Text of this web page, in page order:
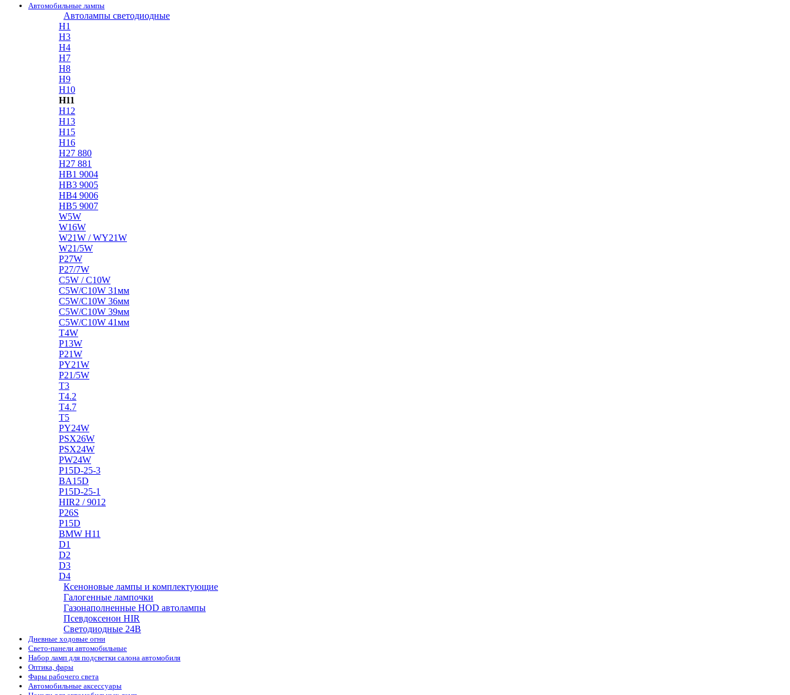
Автомобильные лампы
Автолампы светодиодные
H1
H3
H4
H7
H8
H9
H10
H11
H12
H13
H15
H16
H27 880
H27 881
HB1 9004
HB3 9005
HB4 9006
HB5 9007
W5W
W16W
W21W / WY21W
W21/5W
P27W
P27/7W
C5W / C10W
C5W/C10W 31мм
C5W/C10W 36мм
C5W/C10W 39мм
C5W/C10W 41мм
T4W
P13W
P21W
PY21W
P21/5W
T3
T4.2
T4.7
T5
PY24W
PSX26W
PSX24W
PW24W
P15D-25-3
BA15D
P15D-25-1
HIR2 / 9012
P26S
P15D
BMW H11
D1
D2
D3
D4
Ксеноновые лампы и комплектующие
Галогенные лампочки
Газонаполненные HOD автолампы
Псевдоксенон HIR
Cветодиодные 24B
Дневные ходовые огни
Свето-панели автомобильные
Набор ламп для подсветки салона автомобиля
Оптика, фары
Фары рабочего света
Автомобильные аксессуары